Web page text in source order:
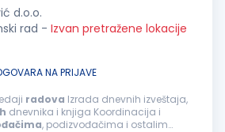
d.o.o.
rad - Izvan pretražene lokacije
NA PRIJAVE
radova Izrada dnevnih izveštaja,
dnevnika i knjiga Koordinacija i
, podizvođačima i ostalim